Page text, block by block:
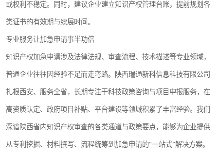
或权利不稳定。同时，建议企业建立知识产权管理台账，提前规划各
类证书的有效期与续展时间。
专业服务让加急申请事半功倍
知识产权加急申请涉及法律法规、审查流程、技术描述等专业领域，
普通企业往往因经验不足而走弯路。陕西瑞通新科信息科技有限公司
扎根西安、服务全省，长期专注于科技政策咨询与项目申报服务，在
高资质认定、政府项目补贴、平台建设等领域积累了丰富经验。我们
深谙陕西省内知识产权审查的各类通道与政策要点，能够为企业提供
从专利挖掘、材料撰写、流程统筹到加急申请的“一站式”解决方案。